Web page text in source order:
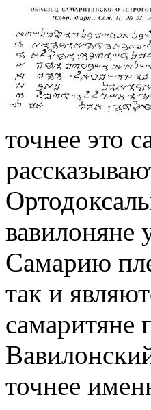
точнее это
вавилоняне
Самарию
так и
самаритяне
точнее